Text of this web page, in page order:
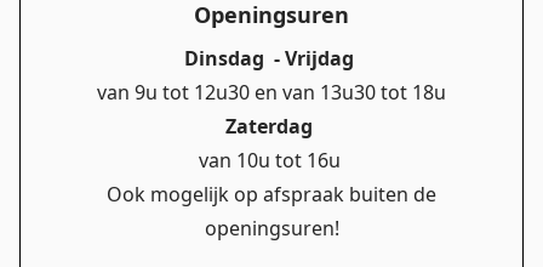
Openingsuren
Dinsdag - Vrijdag
van 9u tot 12u30 en van 13u30 tot 18u
Zaterdag
van 10u tot 16u
Ook mogelijk op afspraak buiten de
openingsuren!